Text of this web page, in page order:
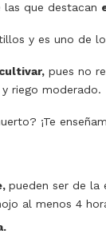
las que destacan
y es uno de
pues no
riego moderado.
¡Te
pueden ser de la
al menos 4